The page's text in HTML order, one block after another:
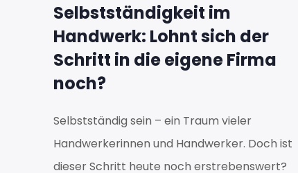
Selbstständigkeit im
Handwerk: Lohnt sich der
Schritt in die eigene Firma
noch?
Selbstständig sein – ein Traum vieler
Handwerkerinnen und Handwerker. Doch ist
dieser Schritt heute noch erstrebenswert?